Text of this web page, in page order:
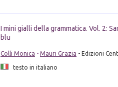
I mini gialli della grammatica. Vol. 2:
blu
Colli Monica - Mauri Grazia - Edizioni
testo in italiano